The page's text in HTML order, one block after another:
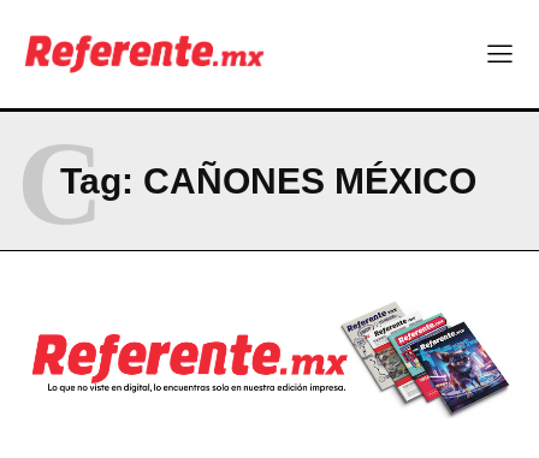
Becas internacionales abren nuevas oportunidades para
profesionistas chihuahuenses
Linux nació como un hobby y hoy mueve la tecnología global
Más escuelas renovadas: fortalecen espacios para el regreso
a clases
Technology
Uno de cada cuatro trabajadores en Chihuahua no tiene estas
prestaciones
Becas internacionales abren nuevas oportunidades para
Tag: CAÑONES MÉXICO
C